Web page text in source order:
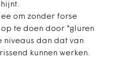
om zonder forse
te doen door "gluren
niveaus dan dat van
kunnen werken.